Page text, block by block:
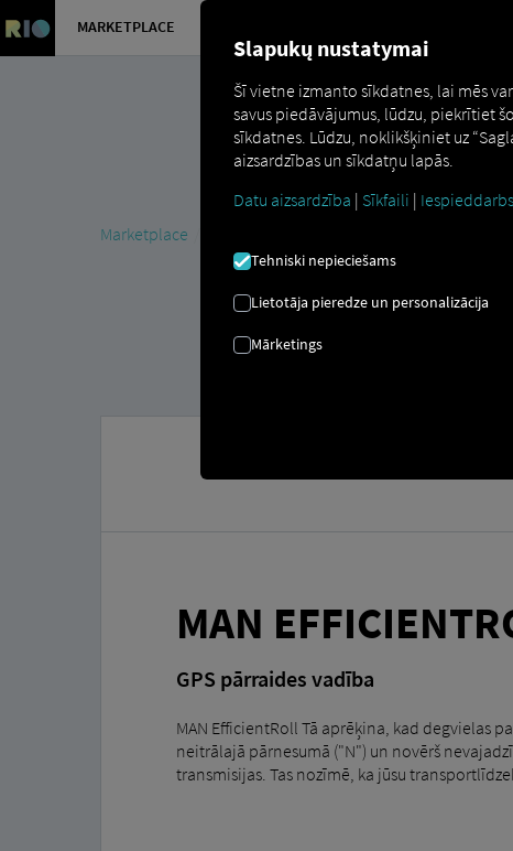
MARKETPLACE
Marketplace
MAN
GPS pārraides vadība
MAN EfficientRoll Tā aprēķina, kad degvielas
neitrālajā pārnesumā ("N") un novērš
transmisijas. Tas nozīmē, ka jūsu
Slapukų nustatymai
Šī vietne izmanto sīkdatnes, lai mēs
savus piedāvājumus, lūdzu, piekrītiet
sīkdatnes. Lūdzu, noklikšķiniet uz
aizsardzības un sīkdatņu lapās.
Datu aizsardzība | Sīkfaili | Iespieddarbs
Tehniski nepieciešams
Lietotāja pieredze un personalizācija
Mārketings